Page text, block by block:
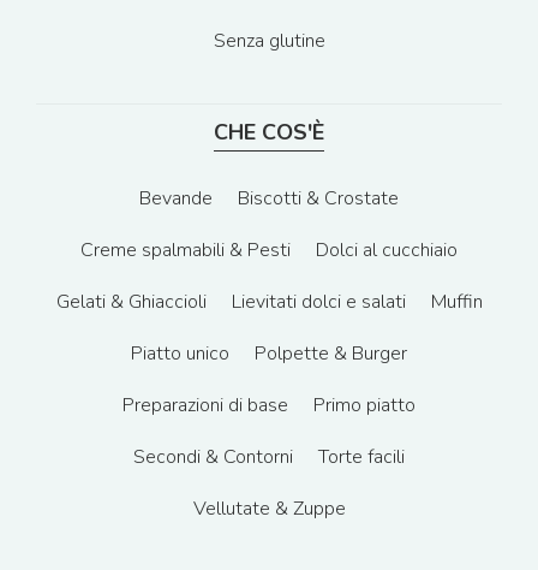
Senza glutine
CHE COS'È
Bevande
Biscotti & Crostate
Creme spalmabili & Pesti
Dolci al cucchiaio
Gelati & Ghiaccioli
Lievitati dolci e salati
Muffin
Piatto unico
Polpette & Burger
Preparazioni di base
Primo piatto
Secondi & Contorni
Torte facili
Vellutate & Zuppe